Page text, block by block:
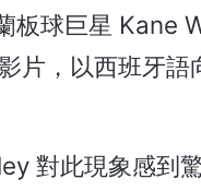
板球巨星 Kane
片，以西班牙
對此現象感到